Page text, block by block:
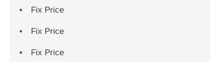
Fix Price
Fix Price
Fix Price